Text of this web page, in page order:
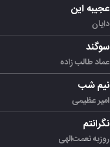
عجیبه این
دایان
سوگند
عماد طالب زاده
نیم شب
امیر عظیمی
نگرانتم
روزبه نعمت‌الهی